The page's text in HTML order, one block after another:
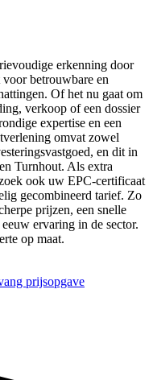
erkenning door
betrouwbare en
Of het nu gaat om
verkoop of een dossier
expertise en een
omvat zowel
en dit in
Turnhout. Als extra
ook uw EPC-certificaat
gecombineerd tarief. Zo
prijzen, een snelle
ervaring in de sector.
op maat.
prijsopgave